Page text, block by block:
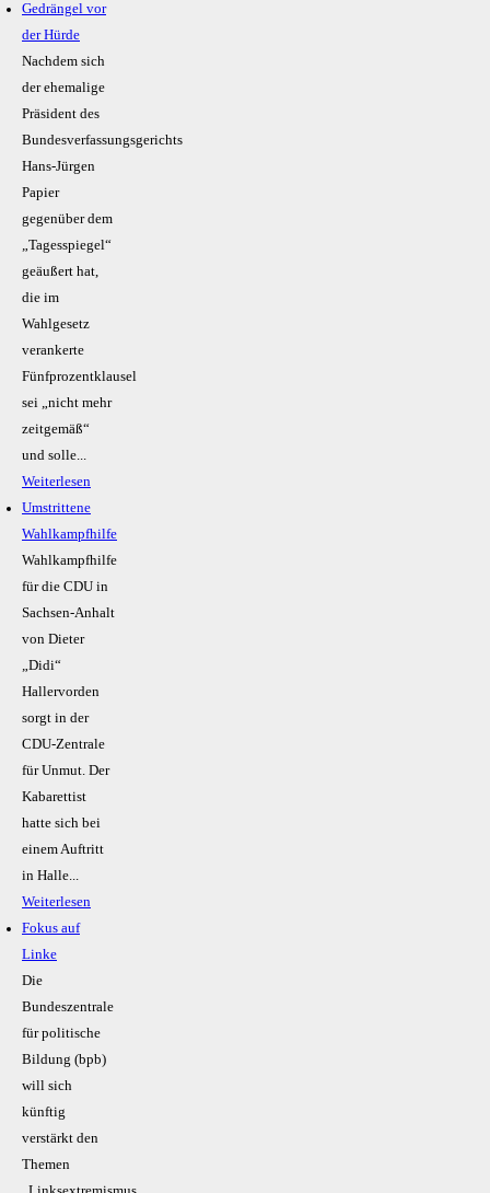
Gedrängel vor
der Hürde
Nachdem sich
der ehemalige
Präsident des
Bundesverfassungsgerichts
Hans-Jürgen
Papier
gegenüber dem
„Tagesspiegel“
geäußert hat,
die im
Wahlgesetz
verankerte
Fünfprozentklausel
sei „nicht mehr
zeitgemäß“
und solle...
Weiterlesen
Umstrittene
Wahlkampfhilfe
Wahlkampfhilfe
für die CDU in
Sachsen-Anhalt
von Dieter
„Didi“
Hallervorden
sorgt in der
CDU-Zentrale
für Unmut. Der
Kabarettist
hatte sich bei
einem Auftritt
in Halle...
Weiterlesen
Fokus auf
Linke
Die
Bundeszentrale
für politische
Bildung (bpb)
will sich
künftig
verstärkt den
Themen